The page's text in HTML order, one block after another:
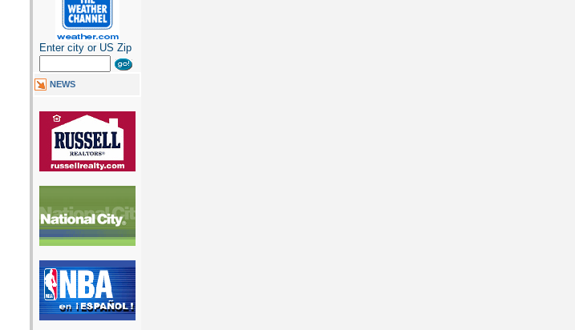
Enter city or US Zip
NEWS